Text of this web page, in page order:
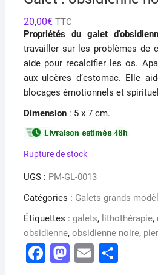
20,00€ TTC
Propriétés du galet
travailler sur les problèmes de
aide pour recalcifier les os.
aux ulcères d’estomac. Elle
blocages émotionnels et
Dimension: 5 x 7 cm.
Rupture de stock
UGS : PM-GL-0013
Catégories : Galets grands
Étiquettes : galets, lithothérapie,
obsidienne, obsidienne noire,
F M E P